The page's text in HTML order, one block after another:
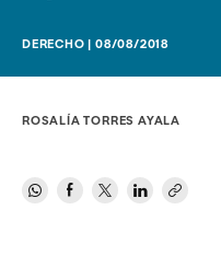
DERECHO | 08/08/2018
ROSALÍA TORRES AYALA